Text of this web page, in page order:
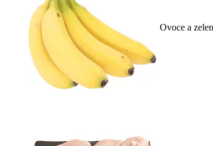
Ovoce a